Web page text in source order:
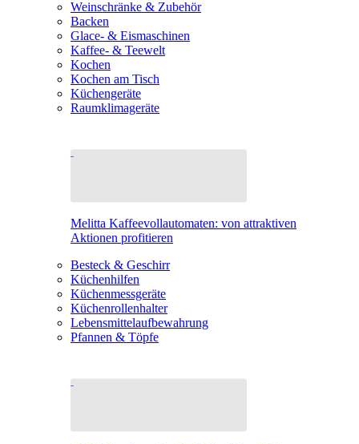
Weinschränke & Zubehör
Backen
Glace- & Eismaschinen
Kaffee- & Teewelt
Kochen
Kochen am Tisch
Küchengeräte
Raumklimageräte
Melitta Kaffeevollautomaten: von attraktiven
Aktionen profitieren
Besteck & Geschirr
Küchenhilfen
Küchenmessgeräte
Küchenrollenhalter
Lebensmittelaufbewahrung
Pfannen & Töpfe